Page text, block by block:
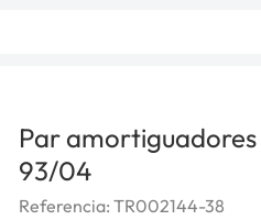
Par
93/04
Referencia: TR002144-38